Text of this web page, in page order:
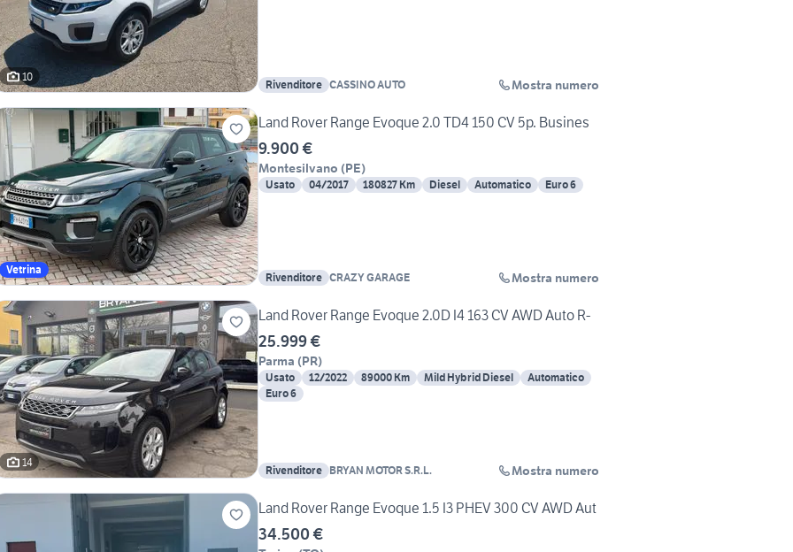
10
Rivenditore CASSINO AUTO Mostra numero
Vetrina
Land Rover Range Evoque 2.0 TD4 150 CV 5p. Busines
9.900 €
Montesilvano (PE)
Usato 04/2017 180827 Km Diesel Automatico Euro 6
Rivenditore CRAZY GARAGE Mostra numero
14
Land Rover Range Evoque 2.0D I4 163 CV AWD Auto R-
25.999 €
Parma (PR)
Usato 12/2022 89000 Km Mild Hybrid Diesel
Automatico
Euro 6
Rivenditore BRYAN MOTOR S.R.L. Mostra numero
Land Rover Range Evoque 1.5 I3 PHEV 300 CV AWD Aut
34.500 €